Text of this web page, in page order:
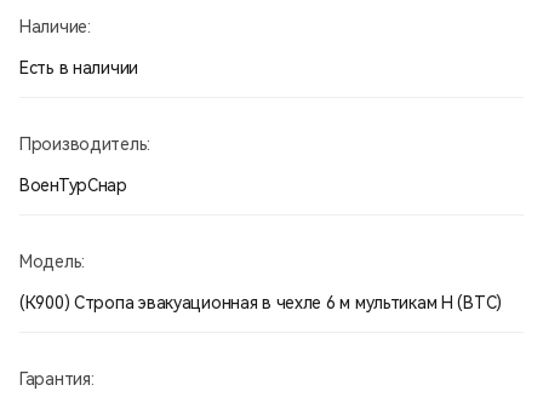
Наличие:
Есть в наличии
Производитель:
ВоенТурСнар
Модель:
(К900) Стропа эвакуационная в чехле 6 м мультикам Н (ВТС)
Гарантия: